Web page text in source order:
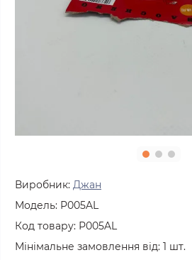
Виробник: Джан
Модель: Р005AL
Код товару: Р005AL
Мінімальне замовлення від: 1 шт.